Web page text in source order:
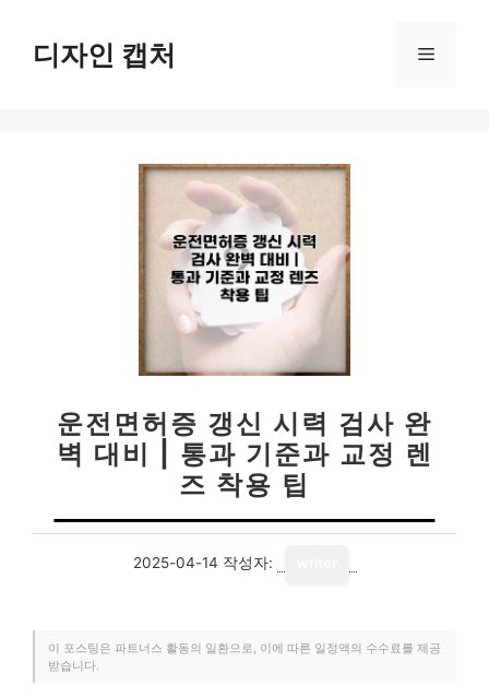
디자인 캡처 메
운전면허증 갱신 시력 검사 완
벽 대비 | 통과 기준과 교정 렌
즈 착용 팁
2025-04-14 작성자:
이 포스팅은 파트너스 활동의 일환으로, 이에 따른 일정액의 수수료를 제공
받습니다.